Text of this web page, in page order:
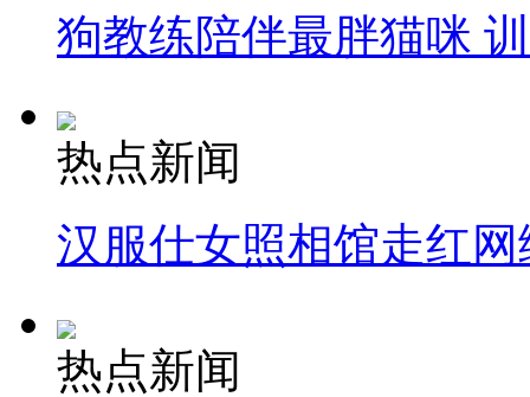
司机酒驾遇交警 急速倒车逃窜
狗教练陪伴最胖猫咪
热点新闻
汉服仕女照相馆走红网
热点新闻